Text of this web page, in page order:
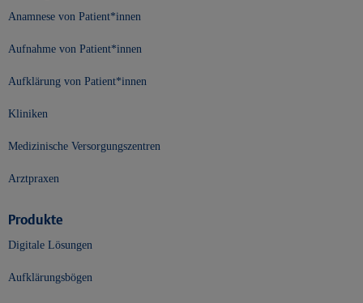
Anamnese von Patient*innen
Aufnahme von Patient*innen
Aufklärung von Patient*innen
Kliniken
Medizinische Versorgungszentren
Arztpraxen
Produkte
Digitale Lösungen
Aufklärungsbögen